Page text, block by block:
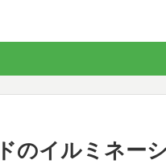
のイルミネー